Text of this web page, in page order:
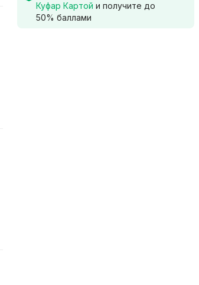
Куфар Картой и получите до
50% баллами